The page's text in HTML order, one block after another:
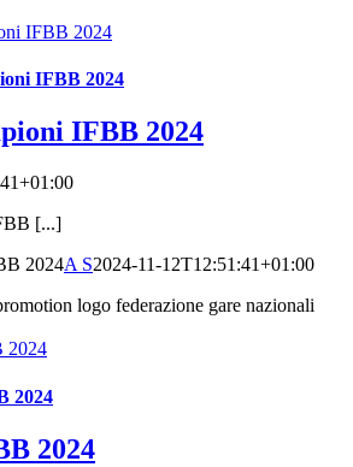
IFBB 2024
IFBB 2024
IFBB 2024
[...]
2024A S2024-11-12T12:51:41+01:00
2024
2024
2024